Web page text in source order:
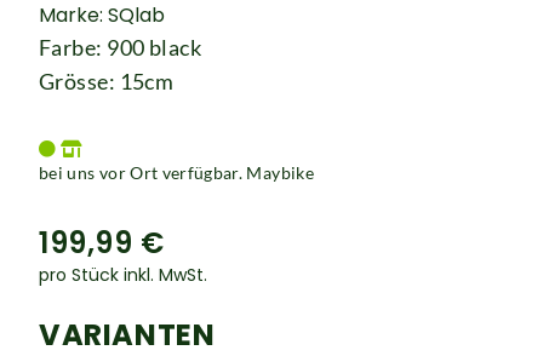
Marke: SQlab
Farbe: 900 black
Grösse: 15cm
bei uns vor Ort verfügbar. Maybike
199,99 €
pro Stück inkl. MwSt.
VARIANTEN